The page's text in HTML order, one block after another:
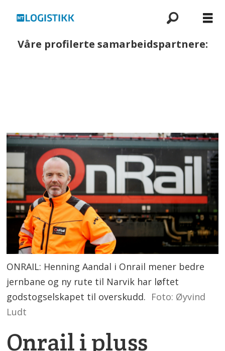
Våre profilerte samarbeidspartnere:
ONRAIL: Henning Aandal i Onrail mener bedre
jernbane og ny rute til Narvik har løftet
godstogselskapet til overskudd. Foto: Øyvind
Ludt
Onrail i pluss